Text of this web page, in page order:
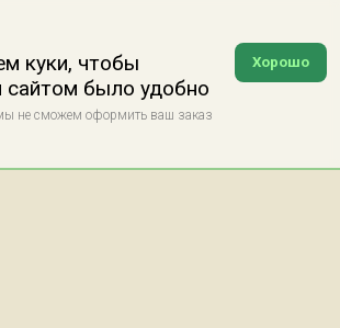
Хорошо
куки, чтобы
сайтом было удобно
не сможем оформить ваш заказ